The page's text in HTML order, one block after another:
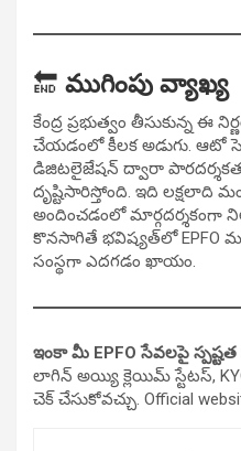
🔚 ముగింపు వ్యాఖ్య
కేంద్ర ప్రభుత్వం తీసుకున్న ఈ
చేయడంలో కీలక అడుగు. ఆటో
డిజిటలైజేషన్ ద్వారా
దృష్టిసారిస్తోంది. ఇది లక్షలాది
అందించడంలో మార్గదర్శకంగా
కొనసాగితే భవిష్యత్‌లో EPFO
సంస్థగా ఎదగడం ఖాయం.
ఇంకా మీ EPFO సేవలపై
లాగిన్ అయ్యి క్లెయిమ్ స్టేటస్,
చెక్ చేసుకోవచ్చు. Official